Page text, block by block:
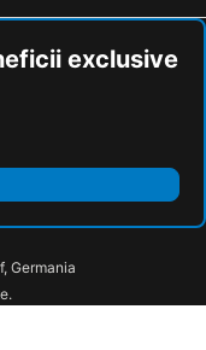
exclusive
Germania